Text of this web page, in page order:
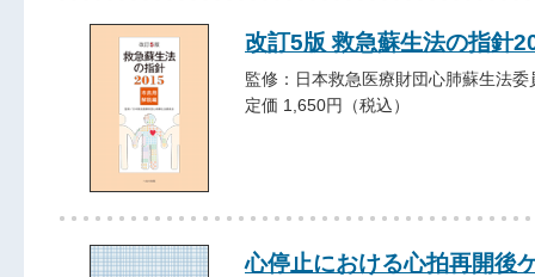
改訂5版 救急蘇生法の指針
監修：日本救急医療財団心肺蘇生法委
定価 1,650円（税込）
心停止における心拍再開後